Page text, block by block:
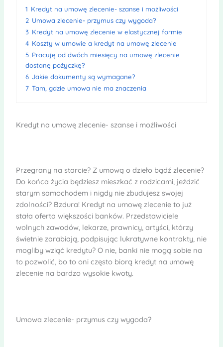
1 Kredyt na umowę zlecenie- szanse i możliwości
2 Umowa zlecenie- przymus czy wygoda?
3 Kredyt na umowę zlecenie w elastycznej formie
4 Koszty w umowie a kredyt na umowę zlecenie
5 Pracuję od dwóch miesięcy na umowę zlecenie
dostanę pożyczkę?
6 Jakie dokumenty są wymagane?
7 Tam, gdzie umowa nie ma znaczenia
Kredyt na umowę zlecenie- szanse i możliwości
Przegrany na starcie? Z umową o dzieło bądź zlecenie?
Do końca życia będziesz mieszkać z rodzicami, jeździć
starym samochodem i nigdy nie zbudujesz swojej
zdolności? Bzdura! Kredyt na umowę zlecenie to już
stała oferta większości banków. Przedstawiciele
wolnych zawodów, lekarze, prawnicy, artyści, którzy
świetnie zarabiają, podpisując lukratywne kontrakty, nie
mogliby wziąć kredytu? O nie, banki nie mogą sobie na
to pozwolić, bo to oni często biorą kredyt na umowę
zlecenie na bardzo wysokie kwoty.
Umowa zlecenie- przymus czy wygoda?